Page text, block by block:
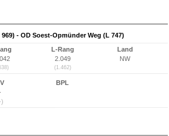
- OD Soest-Opmünder Weg (L 747)
L-Rang
2.049
(1.462)
Land
NW
)
BPL